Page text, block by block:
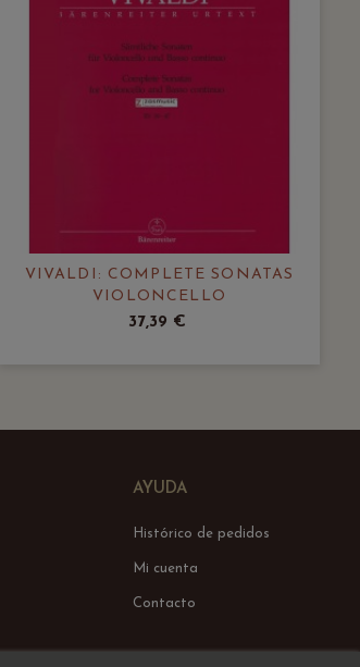
VIVALDI: COMPLETE SONATAS
VIOLONCELLO
37,39 €
AYUDA
Histórico de pedidos
Mi cuenta
Contacto